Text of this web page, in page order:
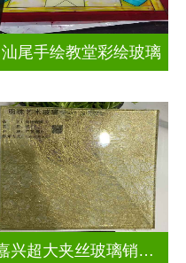
汕尾手绘教堂彩绘玻璃
嘉兴超大夹丝玻璃销售公司